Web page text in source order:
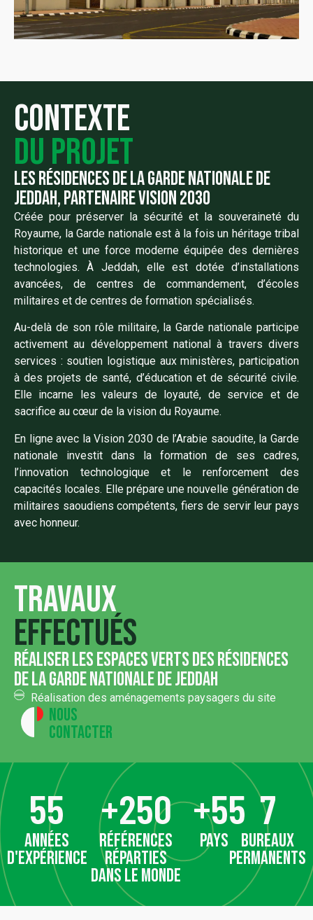
Contexte
du projet
les résidences de la garde nationale de
jeddah, partenaire vision 2030
Créée pour préserver la sécurité et la souveraineté du
Royaume, la Garde nationale est à la fois un héritage tribal
historique et une force moderne équipée des dernières
technologies. À Jeddah, elle est dotée d’installations
avancées, de centres de commandement, d’écoles
militaires et de centres de formation spécialisés.
Au-delà de son rôle militaire, la Garde nationale participe
activement au développement national à travers divers
services : soutien logistique aux ministères, participation
à des projets de santé, d’éducation et de sécurité civile.
Elle incarne les valeurs de loyauté, de service et de
sacrifice au cœur de la vision du Royaume.
En ligne avec la Vision 2030 de l’Arabie saoudite, la Garde
nationale investit dans la formation de ses cadres,
l’innovation technologique et le renforcement des
capacités locales. Elle prépare une nouvelle génération de
militaires saoudiens compétents, fiers de servir leur pays
avec honneur.
Travaux
effectués
réaliser les espaces verts des résidences
de la garde nationale de jeddah
Réalisation des aménagements paysagers du site
Nous
contacter
années
d'expérience
55
références
réparties
dans le monde
+250
pays
+55
bureaux
permanents
7